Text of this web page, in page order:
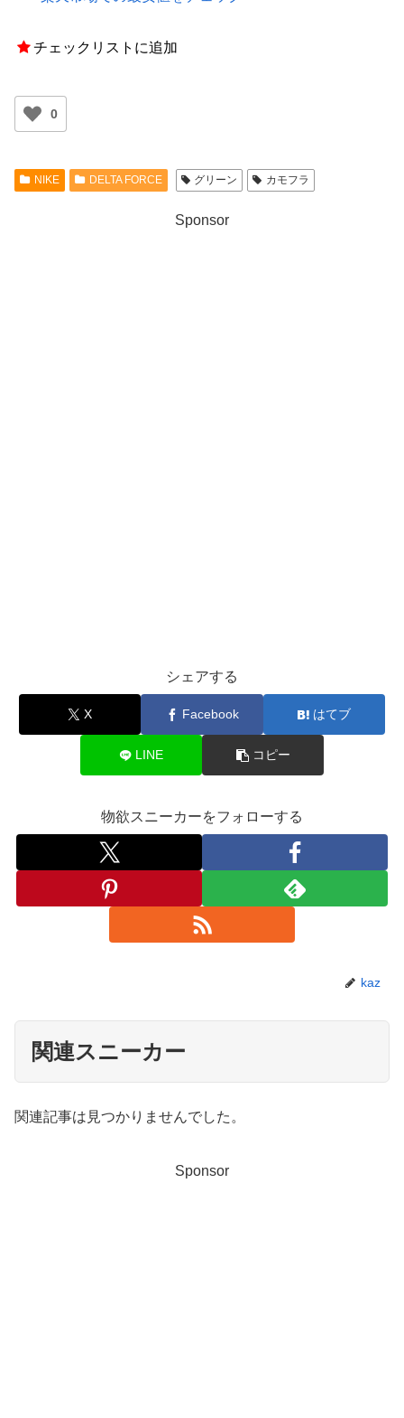
チェックリストに追加
0
NIKE DELTA FORCE グリーン カモフラ
Sponsor
シェアする
X Facebook はてブ
LINE コピー
物欲スニーカーをフォローする
kaz
関連スニーカー
関連記事は見つかりませんでした。
Sponsor